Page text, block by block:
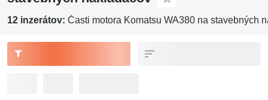
12 inzerátov: Časti motora Komatsu WA380 na stavebných